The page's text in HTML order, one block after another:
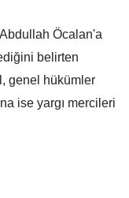
Öcalan'a
belirten
genel hükümler
ise yargı mercileri